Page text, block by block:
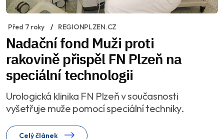
Před 7 roky REGIONPLZEN.CZ
Nadační fond Muži proti
rakovině přispěl FN Plzeň na
speciální technologii
Urologická klinika FN Plzeň v současnosti
vyšetřuje muže pomocí speciální techniky.
Celý článek